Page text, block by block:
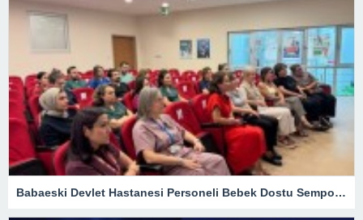
Babaeski Devlet Hastanesi Personeli Bebek Dostu Sempozyumunda